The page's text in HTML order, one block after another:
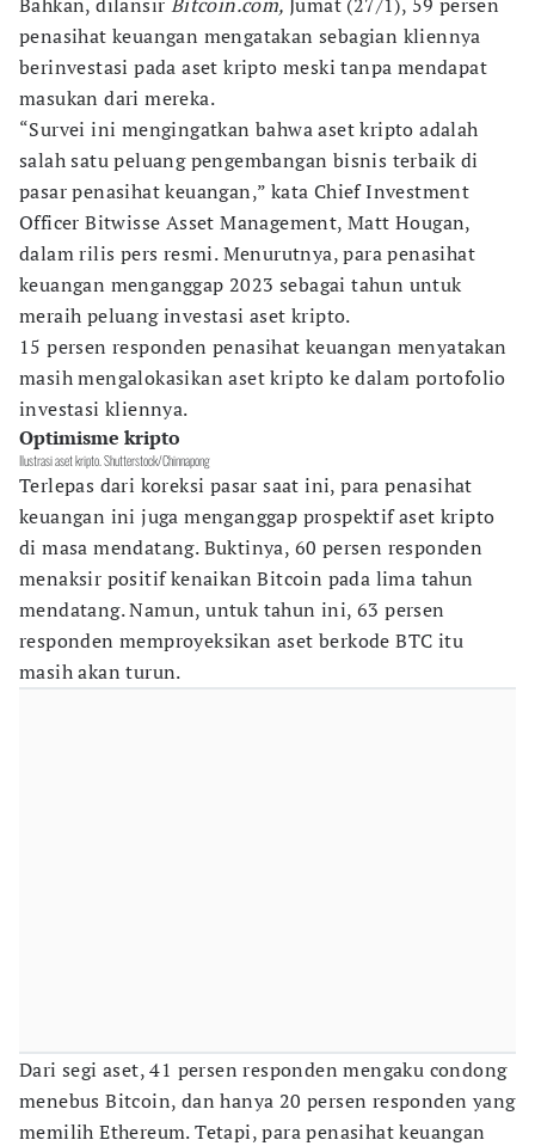
penasihat keuangan mengatakan sebagian kliennya
berinvestasi pada aset kripto meski tanpa mendapat
masukan dari mereka.
“Survei ini mengingatkan bahwa aset kripto adalah
salah satu peluang pengembangan bisnis terbaik di
pasar penasihat keuangan,” kata Chief Investment
Officer Bitwisse Asset Management, Matt Hougan,
dalam rilis pers resmi. Menurutnya, para penasihat
keuangan menganggap 2023 sebagai tahun untuk
meraih peluang investasi aset kripto.
15 persen responden penasihat keuangan menyatakan
masih mengalokasikan aset kripto ke dalam portofolio
investasi kliennya.
Optimisme kripto
Ilustrasi aset kripto. Shutterstock/Chinnapong
Terlepas dari koreksi pasar saat ini, para penasihat
keuangan ini juga menganggap prospektif aset kripto
di masa mendatang. Buktinya, 60 persen responden
menaksir positif kenaikan Bitcoin pada lima tahun
mendatang. Namun, untuk tahun ini, 63 persen
responden memproyeksikan aset berkode BTC itu
masih akan turun.
Dari segi aset, 41 persen responden mengaku condong
menebus Bitcoin, dan hanya 20 persen responden yang
memilih Ethereum. Tetapi, para penasihat keuangan